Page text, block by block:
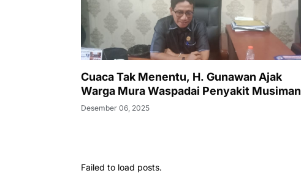
Cuaca Tak Menentu, H. Gunawan Ajak
Warga Mura Waspadai Penyakit Musiman
Desember 06, 2025
Failed to load posts.